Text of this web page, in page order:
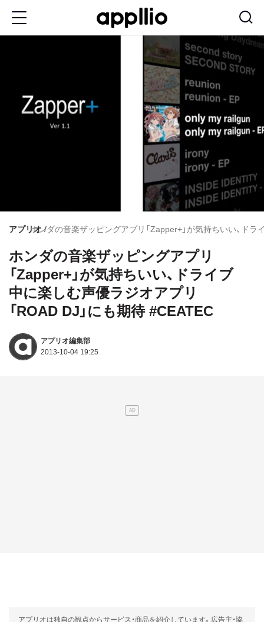
アプリオホンダの音楽ザッピングアプリ「Zapper+」が気持ちいい、ド
ホンダの音楽ザッピングアプリ
「Zapper+」が気持ちいい、ドライブ
中に楽しむ声優ラジオアプリ
「ROAD DJ」にも期待 #CEATEC
アプリオ編集部
2013-10-04 19:25
アプリオは独自の観点からサービス・商品を紹介しています。広告主・協